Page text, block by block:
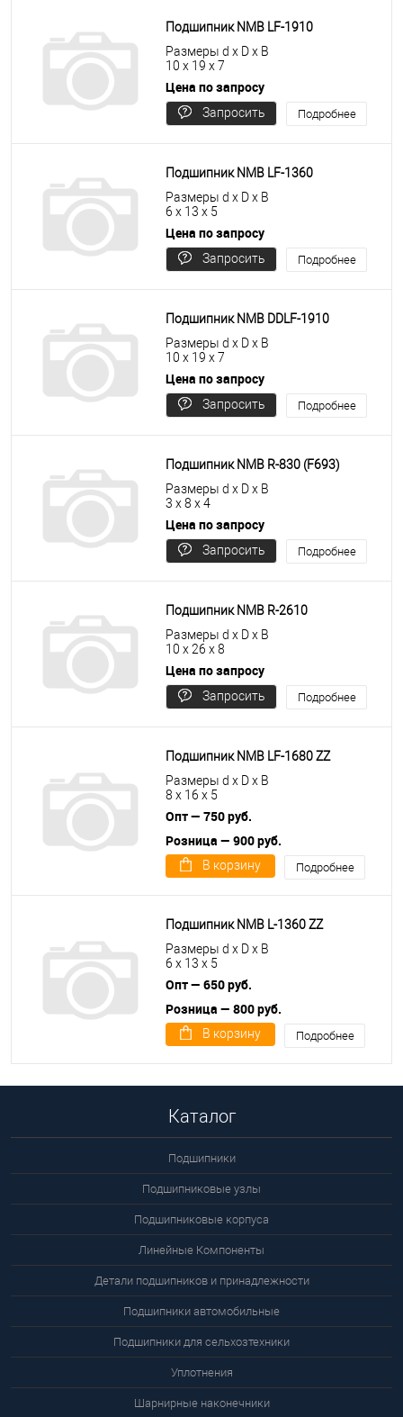
Подшипник NMB LF-1910
Размеры d x D x B
10 x 19 x 7
Цена по запросу
Запросить
Подробнее
Подшипник NMB LF-1360
Размеры d x D x B
6 x 13 x 5
Цена по запросу
Запросить
Подробнее
Подшипник NMB DDLF-1910
Размеры d x D x B
10 x 19 x 7
Цена по запросу
Запросить
Подробнее
Подшипник NMB R-830 (F693)
Размеры d x D x B
3 x 8 x 4
Цена по запросу
Запросить
Подробнее
Подшипник NMB R-2610
Размеры d x D x B
10 x 26 x 8
Цена по запросу
Запросить
Подробнее
Подшипник NMB LF-1680 ZZ
Размеры d x D x B
8 x 16 x 5
Опт — 750 руб.
Розница — 900 руб.
В корзину Подробнее
Подшипник NMB L-1360 ZZ
Размеры d x D x B
6 x 13 x 5
Опт — 650 руб.
Розница — 800 руб.
В корзину Подробнее
Каталог
Подшипники
Подшипниковые узлы
Подшипниковые корпуса
Линейные Компоненты
Детали подшипников и принадлежности
Подшипники автомобильные
Подшипники для сельхозтехники
Уплотнения
Шарнирные наконечники